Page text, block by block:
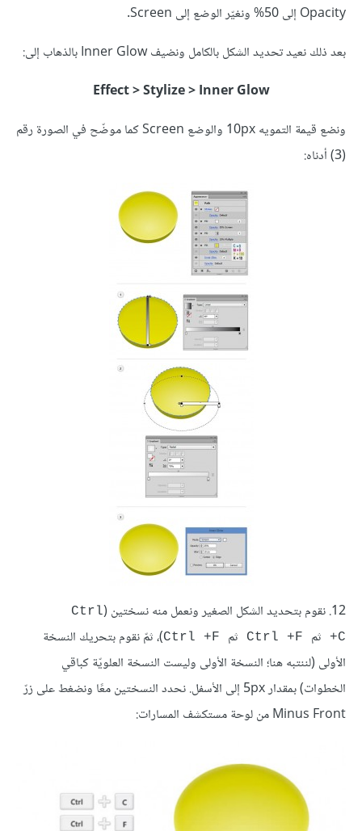
Opacity إلى 50% ونغيّر الوضع إلى Screen.
بعد ذلك نعيد تحديد الشكل بالكامل ونضيف Inner Glow بالذهاب إلى:
Effect > Stylize > Inner Glow
ونضع قيمة التمويه 10px والوضع Screen كما موضّح في الصورة رقم
(3) أدناه:
12. نقوم بتحديد الشكل الصغير ونعمل منه نسختين (
Ctrl
+C
ثم ثم
)، ثمّ نقوم بتحريك النسخة
الأولى (لننتبه هنا؛ النسخة الأولى وليست النسخة العلويّة كباقي
الخطوات) بمقدار 5px إلى الأسفل. نحدد النسختين معًا ونضغط على زرّ
Minus Front من لوحة مستكشف المسارات: